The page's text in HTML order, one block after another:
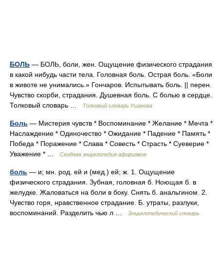
БОЛЬ — БОЛЬ, боли, жен. Ощущение физического страдания
в какой нибудь части тела. Головная боль. Острая боль. «Боли
в животе не унимались.» Гончаров. Испытывать боль. || перен.
Чувство скорби, страдания. Душевная боль. С болью в сердце.
Толковый словарь …
Толковый словарь Ушакова
Боль — Мистерия чувств * Воспоминание * Желание * Мечта *
Наслаждение * Одиночество * Ожидание * Падение * Память *
Победа * Поражение * Слава * Совесть * Страсть * Суеверие *
Уважение * …
Сводная энциклопедия афоризмов
боль — и; мн. род. ей и (мед.) ей; ж. 1. Ощущение
физического страдания. Зубная, головная б. Ноющая б. в
желудке. Жаловаться на боли в боку. Снять б. анальгином. 2.
Чувство горя, нравственное страдание. Б. утраты, разлуки,
воспоминаний. Разделить чью л …
Энциклопедический словарь